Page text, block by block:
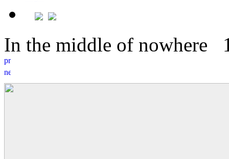
In the middle of nowhere